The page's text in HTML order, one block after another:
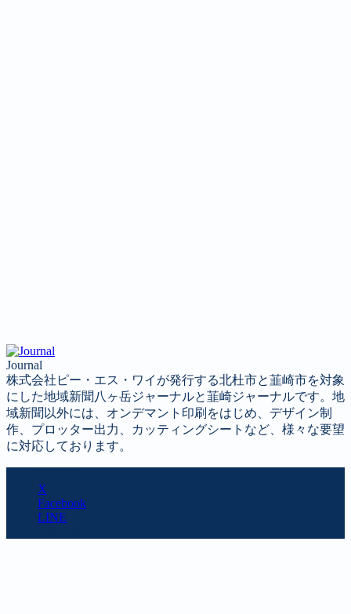
Journal
株式会社ピー・エス・ワイが発行する北杜市と韮崎市を対象
にした地域新聞八ヶ岳ジャーナルと韮崎ジャーナルです。地
域新聞以外には、オンデマント印刷をはじめ、デザイン制
作、プロッター出力、カッティングシートなど、様々な要望
に対応しております。
X
Facebook
LINE